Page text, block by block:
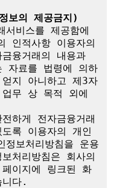
보의 제공금지)
비스를 제공함에
인적사항 이용자의
융거래의 내용과
자료를 법령에 의하
지 아니하고 제3자
무 상 목적 외에
하게 전자금융거래
록 이용자의 개인
정보처리방침을 운용
처리방침은 회사의
이지에 링크된 화
다.